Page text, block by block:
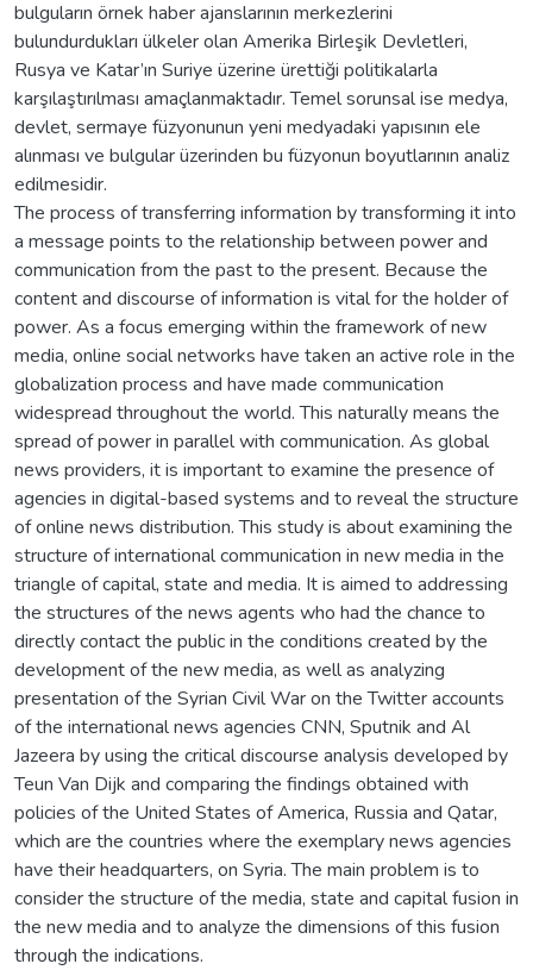
bulguların örnek haber ajanslarının merkezlerini
bulundurdukları ülkeler olan Amerika Birleşik Devletleri,
Rusya ve Katar’ın Suriye üzerine ürettiği politikalarla
karşılaştırılması amaçlanmaktadır. Temel sorunsal ise medya,
devlet, sermaye füzyonunun yeni medyadaki yapısının ele
alınması ve bulgular üzerinden bu füzyonun boyutlarının analiz
edilmesidir.
The process of transferring information by transforming it into
a message points to the relationship between power and
communication from the past to the present. Because the
content and discourse of information is vital for the holder of
power. As a focus emerging within the framework of new
media, online social networks have taken an active role in the
globalization process and have made communication
widespread throughout the world. This naturally means the
spread of power in parallel with communication. As global
news providers, it is important to examine the presence of
agencies in digital-based systems and to reveal the structure
of online news distribution. This study is about examining the
structure of international communication in new media in the
triangle of capital, state and media. It is aimed to addressing
the structures of the news agents who had the chance to
directly contact the public in the conditions created by the
development of the new media, as well as analyzing
presentation of the Syrian Civil War on the Twitter accounts
of the international news agencies CNN, Sputnik and Al
Jazeera by using the critical discourse analysis developed by
Teun Van Dijk and comparing the findings obtained with
policies of the United States of America, Russia and Qatar,
which are the countries where the exemplary news agencies
have their headquarters, on Syria. The main problem is to
consider the structure of the media, state and capital fusion in
the new media and to analyze the dimensions of this fusion
through the indications.